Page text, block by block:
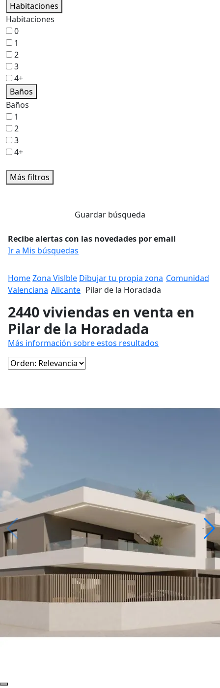
Habitaciones
Habitaciones
0
1
2
3
4+
Baños
Baños
1
2
3
4+
Más filtros
Guardar búsqueda
Recibe alertas con las novedades por email
Ir a Mis búsquedas
HomeZona Vislble Dibujar tu propia zona Comunidad
Valenciana Alicante Pilar de la Horadada
2440 viviendas en venta en
Pilar de la Horadada
Más información sobre estos resultados